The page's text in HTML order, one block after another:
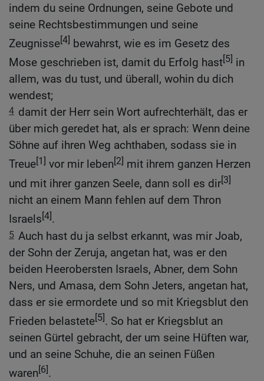
indem du seine Ordnungen, seine Gebote und
seine Rechtsbestimmungen und seine
Zeugnisse[4] bewahrst, wie es im Gesetz des
Mose geschrieben ist, damit du Erfolg hast[5] in
allem, was du tust, und überall, wohin du dich
wendest;
4 damit der Herr sein Wort aufrechterhält, das er
über mich geredet hat, als er sprach: Wenn deine
Söhne auf ihren Weg achthaben, sodass sie in
Treue[1] vor mir leben[2] mit ihrem ganzen Herzen
und mit ihrer ganzen Seele, dann soll es dir[3]
nicht an einem Mann fehlen auf dem Thron
Israels[4].
5 Auch hast du ja selbst erkannt, was mir Joab,
der Sohn der Zeruja, angetan hat, was er den
beiden Heerobersten Israels, Abner, dem Sohn
Ners, und Amasa, dem Sohn Jeters, angetan hat,
dass er sie ermordete und so mit Kriegsblut den
Frieden belastete[5]. So hat er Kriegsblut an
seinen Gürtel gebracht, der um seine Hüften war,
und an seine Schuhe, die an seinen Füßen
waren[6].